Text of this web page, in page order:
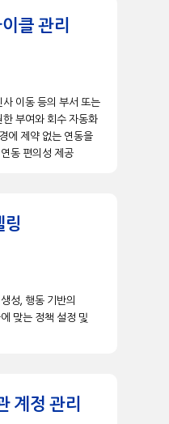
클 관리
사 이동등의 부서 또는
한부여와 회수자동화
에 제약 없는 연동을
연동 편의성 제공
링
생성, 행동 기반의
맞는 정책 설정 및
계정 관리